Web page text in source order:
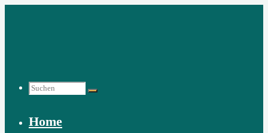
Suchen
Home